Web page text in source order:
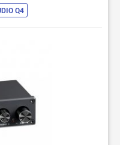
Q4